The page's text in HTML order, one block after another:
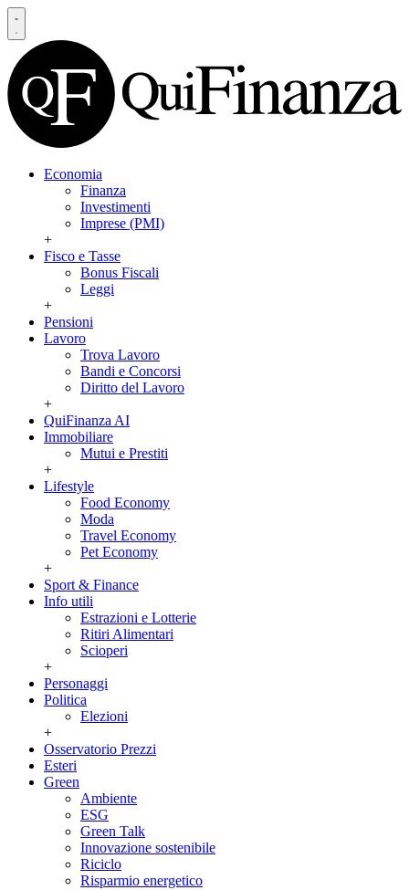
Economia
Finanza
Investimenti
Imprese (PMI)
+
Fisco e Tasse
Bonus Fiscali
Leggi
+
Pensioni
Lavoro
Trova Lavoro
Bandi e Concorsi
Diritto del Lavoro
+
QuiFinanza AI
Immobiliare
Mutui e Prestiti
+
Lifestyle
Food Economy
Moda
Travel Economy
Pet Economy
+
Sport & Finance
Info utili
Estrazioni e Lotterie
Ritiri Alimentari
Scioperi
+
Personaggi
Politica
Elezioni
+
Osservatorio Prezzi
Esteri
Green
Ambiente
ESG
Green Talk
Innovazione sostenibile
Riciclo
Risparmio energetico